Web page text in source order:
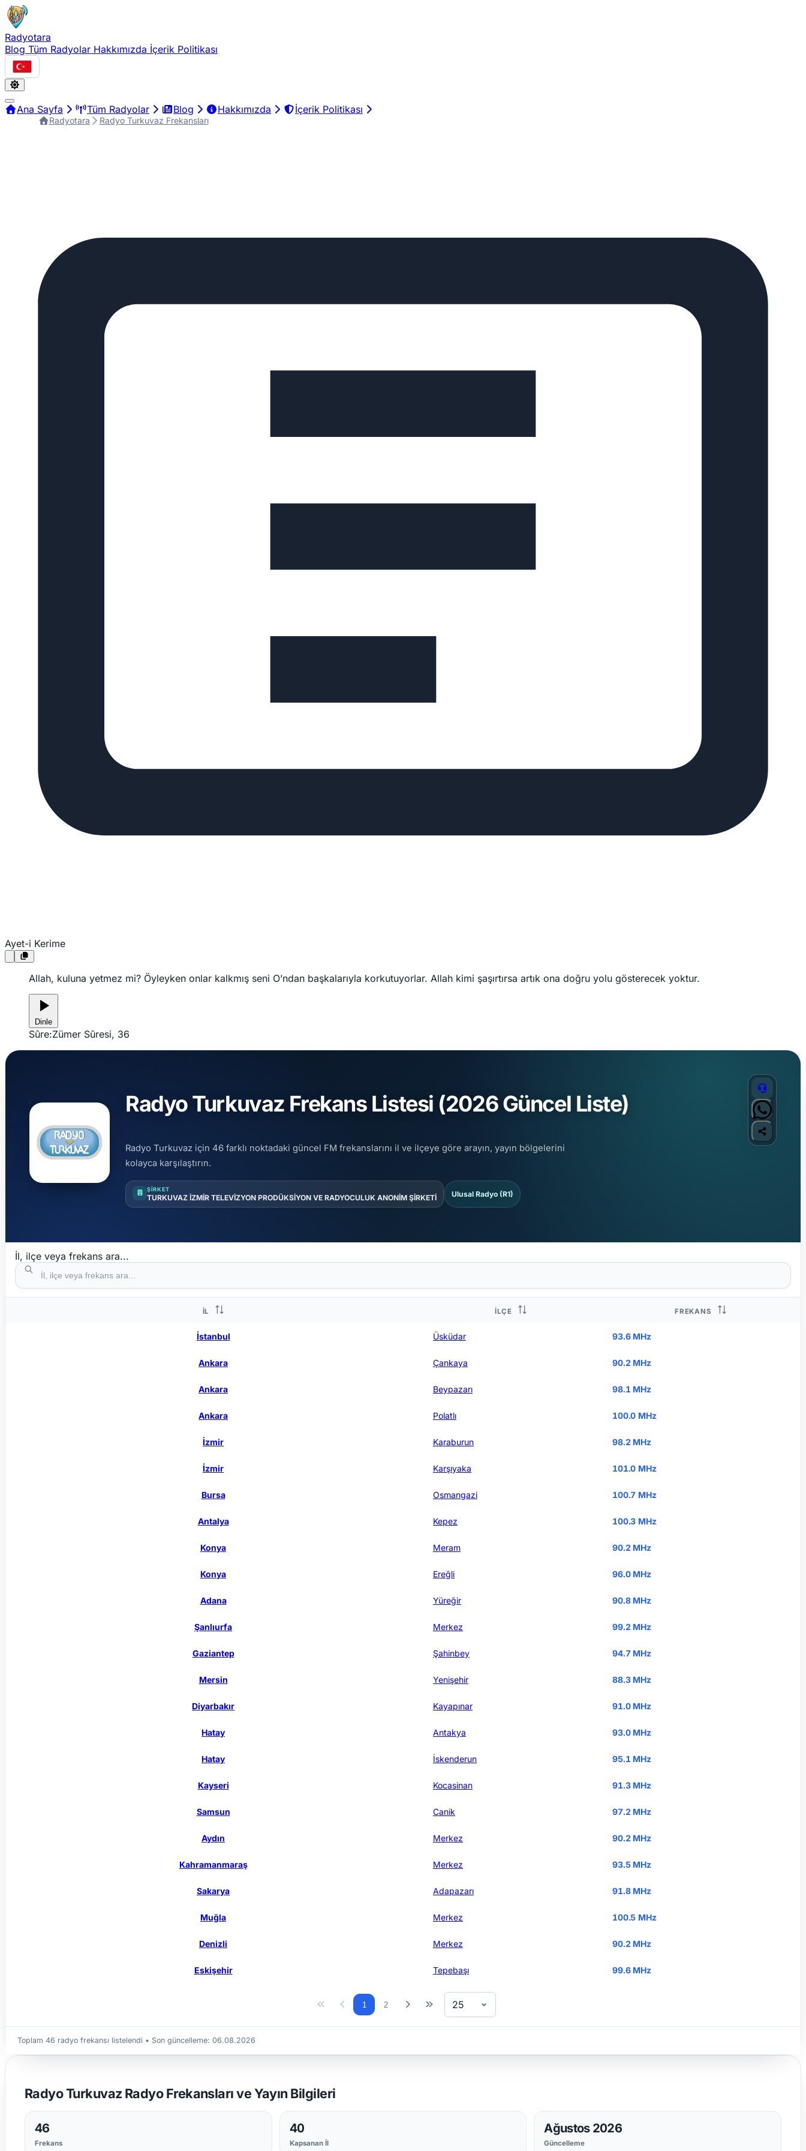
Radyotara
Blog Tüm Radyolar Hakkımızda İçerik Politikası
Türkçe
Ana Sayfa Tüm Radyolar Blog Hakkımızda İçerik Politikası
Radyotara Radyo Turkuvaz Frekansları
Ayet-i Kerime
Allah, kuluna yetmez mi? Öyleyken onlar kalkmış seni O’ndan başkalarıyla korkutuyorlar. Allah kimi şaşırtırsa artık ona doğru yolu gösterecek yoktur.
Dinle
Sûre:Zümer Sûresi, 36
Radyo Turkuvaz Frekans Listesi (2026 Güncel Liste)
Radyo Turkuvaz için 46 farklı noktadaki güncel FM frekanslarını il ve ilçeye göre arayın, yayın bölgelerini
kolayca karşılaştırın.
ŞIRKET
TURKUVAZ İZMİR TELEVİZYON PRODÜKSİYON VE RADYOCULUK ANONİM ŞİRKETİ Ulusal Radyo (R1)
İl, ilçe veya frekans ara...
İL İLÇE FREKANS
İstanbul Üsküdar 93.6 MHz
Ankara Çankaya 90.2 MHz
Ankara Beypazarı 98.1 MHz
Ankara Polatlı 100.0 MHz
İzmir Karaburun 98.2 MHz
İzmir Karşıyaka 101.0 MHz
Bursa Osmangazi 100.7 MHz
Antalya Kepez 100.3 MHz
Konya Meram 90.2 MHz
Konya Ereğli 96.0 MHz
Adana Yüreğir 90.8 MHz
Şanlıurfa Merkez 99.2 MHz
Gaziantep Şahinbey 94.7 MHz
Mersin Yenişehir 88.3 MHz
Diyarbakır Kayapınar 91.0 MHz
Hatay Antakya 93.0 MHz
Hatay İskenderun 95.1 MHz
Kayseri Kocasinan 91.3 MHz
Samsun Canik 97.2 MHz
Aydın Merkez 90.2 MHz
Kahramanmaraş Merkez 93.5 MHz
Sakarya Adapazarı 91.8 MHz
Muğla Merkez 100.5 MHz
Denizli Merkez 90.2 MHz
Eskişehir Tepebaşı 99.6 MHz
1 2 25
Toplam 46 radyo frekansı listelendi • Son güncelleme: 06.08.2026
Radyo Turkuvaz Radyo Frekansları ve Yayın Bilgileri
46
Frekans
40
Kapsanan İl
Ağustos 2026
Güncelleme